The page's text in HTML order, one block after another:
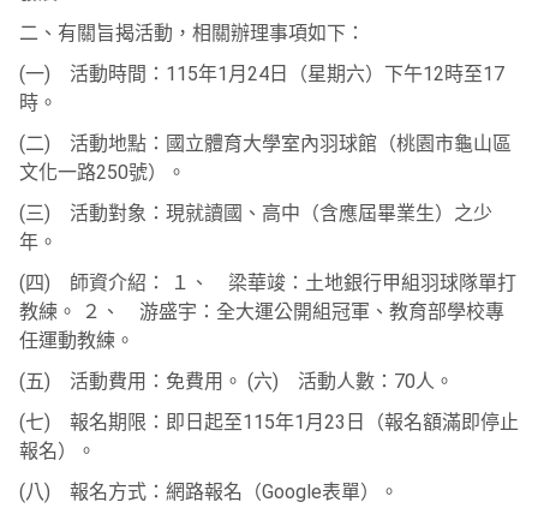
二、有關旨揭活動，相關辦理事項如下：
(一) 活動時間：115年1月24日（星期六）下午12時至17
時。
(二) 活動地點：國立體育大學室內羽球館（桃園市龜山區
文化一路250號）。
(三) 活動對象：現就讀國、高中（含應屆畢業生）之少
年。
(四) 師資介紹： １、 梁華竣：土地銀行甲組羽球隊單打
教練。 ２、 游盛宇：全大運公開組冠軍、教育部學校專
任運動教練。
(五) 活動費用：免費用。 (六) 活動人數：70人。
(七) 報名期限：即日起至115年1月23日（報名額滿即停止
報名）。
(八) 報名方式：網路報名（Google表單）。